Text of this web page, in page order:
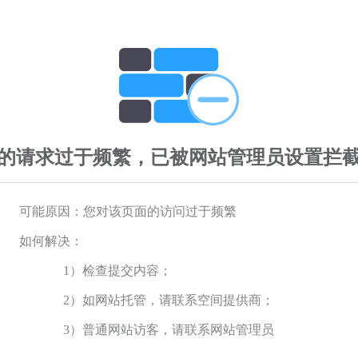
请求过于频繁，已被网站管理员设置拦
可能原因：您对该页面的访问过于频繁
如何解决：
1）检查提交内容；
2）如网站托管，请联系空间提供商；
3）普通网站访客，请联系网站管理员